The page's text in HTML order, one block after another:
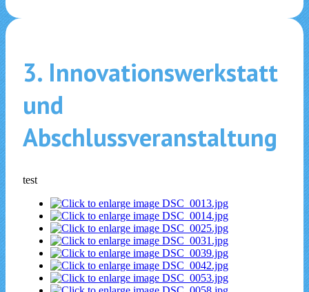
3. Innovationswerkstatt
und
Abschlussveranstaltung
test